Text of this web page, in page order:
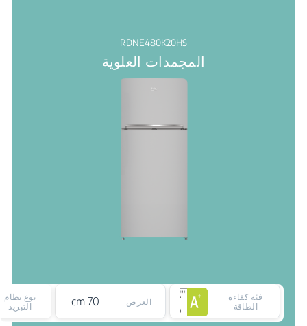
RDNE480K20HS
المجمدات العلوية
فئة كفاءة
الطاقة
العرض 70 cm
نوع نظام
التبريد